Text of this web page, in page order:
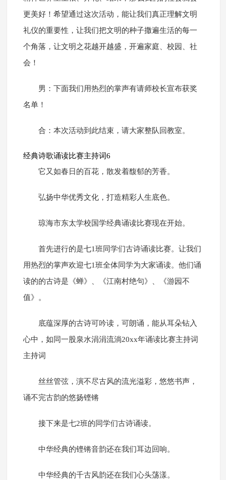
更美好！希望通过这次活动，能让我们真正理解文明
礼仪的重要性，让我们把文明的种子撒遍生活的每一
个角落，让文明之花越开越盛，开遍家庭、校园、社
会！
男：下面我们用热烈的掌声有请师校长宣布获奖
名单！
合：本次活动到此结束，请大家整队回教室。
经典诗歌诵读比赛主持词6
它又如春日的百花，散发着馥郁的芳香。
弘扬中华优秀文化，打造精彩人生底色。
琼海市东太学校国学经典诵读比赛现在开始。
首先进行的是七1班同学们古诗诵读比赛。让我们
用热烈的掌声欢迎七1班全体同学为大家诵读。他们诵
读的的古诗是《蝉》、《江南村绝句》、《游园不
值》。
底蕴深厚的古诗可吟读，可朗诵，能从耳朵钻入
心中，如同一股泉水涓涓流淌20xx年诵读比赛主持词
主持词
丝丝管弦，演不尽古风的流光溢彩，悠悠书声，
诵不完古韵的悠扬铿锵
接下来是七2班的同学们古诗诵读。
中华经典的铿锵音韵还在我们耳边回响。
中华经典的千古风韵还在我们心头荡漾。